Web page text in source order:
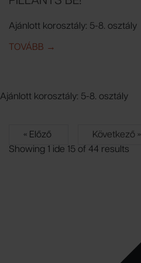
Ajánlott korosztály: 5-8. osztály
TOVÁBB IDE: PILLANTS BE!
→
Ajánlott korosztály: 5-8. osztály
« Előző
Következő »
Showing 1 ide 15 of 44 results